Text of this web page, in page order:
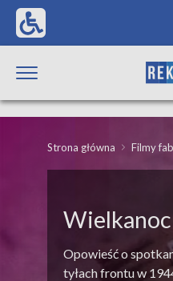
Strona główna Filmy
Wielkanoc
Opowieść o
tyłach frontu w